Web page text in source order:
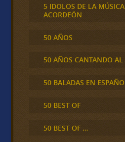
5 IDOLOS DE LA
ACORDEÓN
50 AÑOS
50 AÑOS CANTANDO
50 BALADAS EN
50 BEST OF
50 BEST OF …